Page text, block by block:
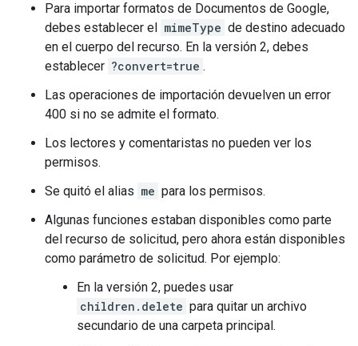
Para importar formatos de Documentos de Google,
debes establecer el mimeType de destino adecuado
en el cuerpo del recurso. En la versión 2, debes
establecer ?convert=true .
Las operaciones de importación devuelven un error
400 si no se admite el formato.
Los lectores y comentaristas no pueden ver los
permisos.
Se quitó el alias me para los permisos.
Algunas funciones estaban disponibles como parte
del recurso de solicitud, pero ahora están disponibles
como parámetro de solicitud. Por ejemplo:
En la versión 2, puedes usar
children.delete para quitar un archivo
secundario de una carpeta principal.